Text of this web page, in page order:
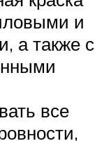
и
а также с
все